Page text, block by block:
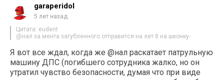
garaperidol
5 лет назад
Цитата: eudent
@нал за мента загубленного отправится на лет 8 на шконку-
Я вот все ждал, когда же @нал раскатает патрульную
машину ДПС (погибшего сотрудника жалко, но он
утратил чувство безопасности, думая что при виде